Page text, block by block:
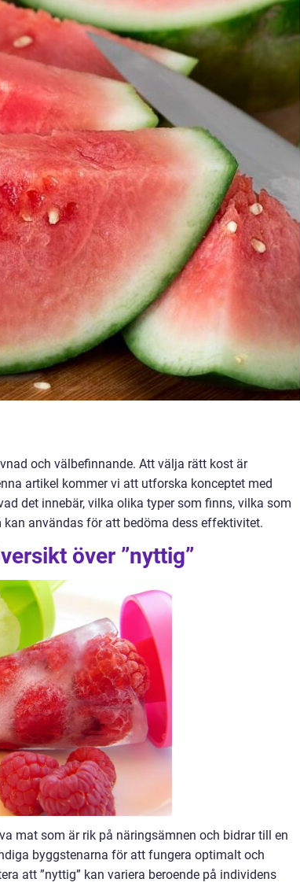
och välbefinnande. Att välja rätt kost är
artikel kommer vi att utforska konceptet med
det innebär, vilka olika typer som finns, vilka som
användas för att bedöma dess effektivitet.
över ”nyttig”
mat som är rik på näringsämnen och bidrar till en
byggstenarna för att fungera optimalt och
att ”nyttig” kan variera beroende på individens